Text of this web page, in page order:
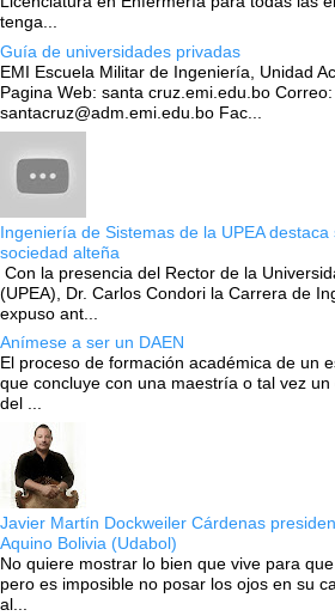
tenga...
Guía de universidades privadas
EMI Escuela Militar de Ingeniería, Unidad
Pagina Web: santa cruz.emi.edu.bo Correo:
santacruz@adm.emi.edu.bo Fac...
Ingeniería de Sistemas de la UPEA
sociedad alteña
Con la presencia del Rector de la
(UPEA), Dr. Carlos Condori la Carrera de
expuso ant...
Anímese a ser un DAEN
El proceso de formación académica de un
que concluye con una maestría o tal vez
del ...
Javier Martín Dockweiler Cárdenas
Aquino Bolivia (Udabol)
No quiere mostrar lo bien que vive para
pero es imposible no posar los ojos en su
al...